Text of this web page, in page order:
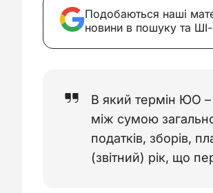
Подобаються наші
новини в пошуку та
В який термін ЮО –
між сумою
податків, зборів,
(звітний) рік, що